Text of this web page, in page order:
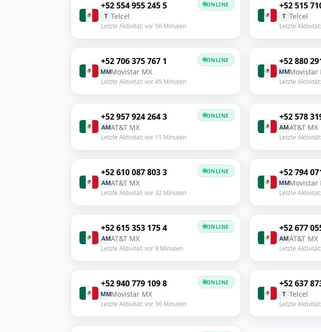
+52 554 955 245 5
T Telcel
Letzte Aktivität: vor 56 Minuten
ONLINE +52 515
T Telcel
Letzte
+52 706 375 767 1
MMMovistar MX
Letzte Aktivität: vor 45 Minuten
ONLINE +52 880
MMMovistar
Letzte
+52 957 924 264 3
AMAT&T MX
Letzte Aktivität: vor 11 Minuten
ONLINE +52 578
AMAT&T MX
Letzte
+52 610 087 803 3
AMAT&T MX
Letzte Aktivität: vor 32 Minuten
ONLINE +52 794
MMMovistar
Letzte
+52 615 353 175 4
AMAT&T MX
Letzte Aktivität: vor 9 Minuten
ONLINE +52 677
AMAT&T MX
Letzte
+52 940 779 109 8
MMMovistar MX
Letzte Aktivität: vor 36 Minuten
ONLINE +52 637
T Telcel
Letzte